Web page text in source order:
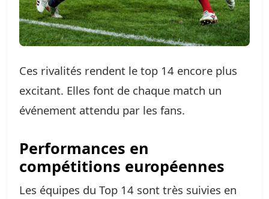
Ces rivalités rendent le top 14 encore plus
excitant. Elles font de chaque match un
événement attendu par les fans.
Performances en
compétitions européennes
Les équipes du Top 14 sont très suivies en